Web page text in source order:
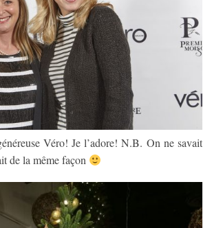
Véro! Je l’adore! N.B. On ne savait
de la même façon